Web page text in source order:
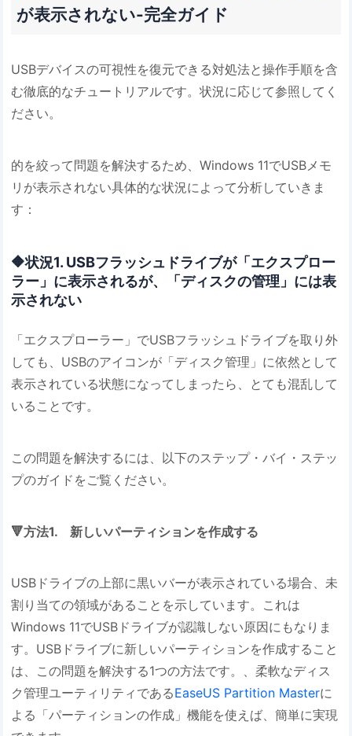
が表示されない-完全ガイド
USBデバイスの可視性を復元できる対処法と操作手順を含
む徹底的なチュートリアルです。状況に応じて参照してく
ださい。
的を絞って問題を解決するため、Windows 11でUSBメモ
リが表示されない具体的な状況によって分析していきま
す：
🔶状況1. USBフラッシュドライブが「エクスプロー
ラー」に表示されるが、「ディスクの管理」には表
示されない
「エクスプローラー」でUSBフラッシュドライブを取り外
しても、USBのアイコンが「ディスク管理」に依然として
表示されている状態になってしまったら、とても混乱して
いることです。
この問題を解決するには、以下のステップ・バイ・ステッ
プのガイドをご覧ください。
🔻方法1. 新しいパーティションを作成する
USBドライブの上部に黒いバーが表示されている場合、未
割り当ての領域があることを示しています。これは
Windows 11でUSBドライブが認識しない原因にもなりま
す。USBドライブに新しいパーティションを作成すること
は、この問題を解決する1つの方法です。、柔軟なディス
ク管理ユーティリティであるEaseUS Partition Masterに
よる「パーティションの作成」機能を使えば、簡単に実現